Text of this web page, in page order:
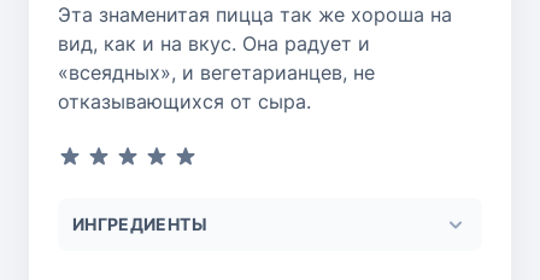
Эта знаменитая пицца так же хороша на
вид, как и на вкус. Она радует и
«всеядных», и вегетарианцев, не
отказывающихся от сыра.
ИНГРЕДИЕНТЫ